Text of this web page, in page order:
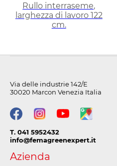
Rullo interraseme,
larghezza di lavoro 122
cm.
Via delle industrie 142/E
30020 Marcon Venezia Italia
T. 041 5952432
info@femagreenexpert.it
Azienda